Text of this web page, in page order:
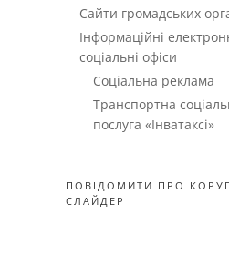
Сайти громадських
Інформаційні
соціальні офіси
Соціальна реклама
Транспортна
послуга «Інватаксі»
ПОВІДОМИТИ ПРО
СЛАЙДЕР